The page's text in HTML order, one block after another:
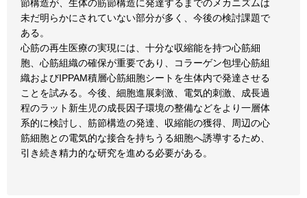
節構造が、生体の筋節構造に発達するまでのメカニズムは
未だ明らかにされていない部分が多く、今後の検討課題で
ある。
心筋の再生医療の実現には、十分な収縮能を持つ心筋細
胞、心筋組織の確保が重要であり、コラーゲン包埋心筋組
織およびIPPAM積層心筋細胞シートを生体内で発達させる
ことを試みる。今後、細胞進展刺激、電気的刺激、成長過
程のラット新生児の成長因子環境の整備などをより一層体
系的に検討し、筋節構造の発達、収縮能の獲得、周辺の心
筋細胞との電気的な接合を持ちうる細胞へ誘導するため、
引き続き精力的な研究を進める必要がある。